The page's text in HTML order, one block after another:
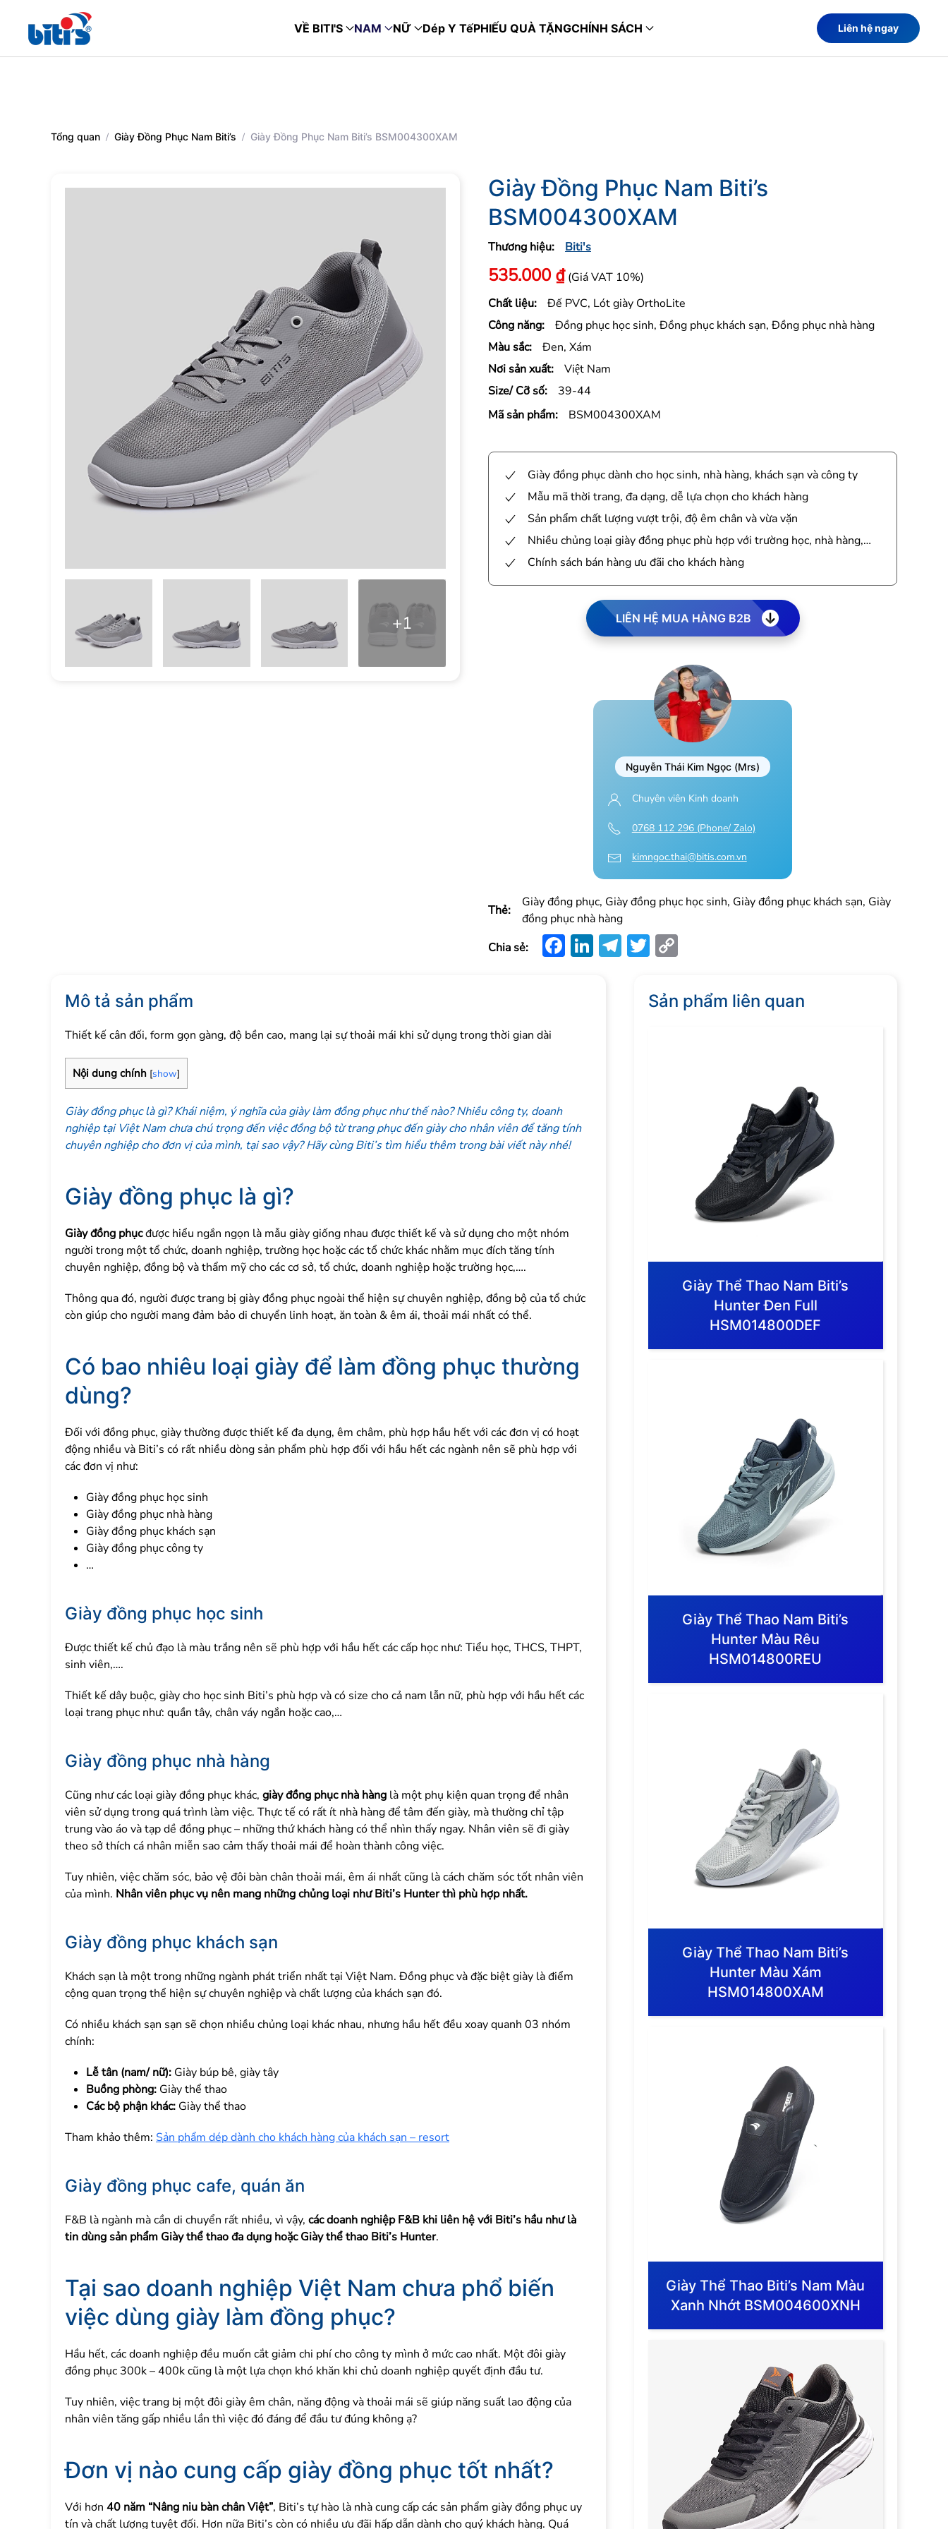
Skip
to
VỀ BITI'S NAM NỮ Dép Y TếPHIẾU QUÀ TẶNGCHÍNH SÁCH Liên hệ ngay
Tổng quan Giày Đồng Phục Nam Biti’s Giày Đồng Phục Nam Biti’s BSM004300XAM
+1
Giày Đồng Phục Nam Biti’s
BSM004300XAM
Thương hiệu: Biti's
535.000 ₫ (Giá VAT 10%)
Chất liệu:
Đế PVC, Lót giày OrthoLite
Công năng:
Đồng phục học sinh, Đồng phục khách sạn, Đồng phục nhà hàng
Màu sắc:
Đen, Xám
Nơi sản xuất:
Việt Nam
Size/ Cỡ số:
39-44
Mã sản phẩm:
BSM004300XAM
Giày đồng phục dành cho học sinh, nhà hàng, khách sạn và công ty
Mẫu mã thời trang, đa dạng, dễ lựa chọn cho khách hàng
Sản phẩm chất lượng vượt trội, độ êm chân và vừa vặn
Nhiều chủng loại giày đồng phục phù hợp với trường học, nhà hàng,…
Chính sách bán hàng ưu đãi cho khách hàng
LIÊN HỆ MUA HÀNG B2B
Nguyễn Thái Kim Ngọc (Mrs)
Chuyên viên Kinh doanh
0768 112 296 (Phone/ Zalo)
kimngoc.thai@bitis.com.vn
Thẻ:
Giày đồng phục, Giày đồng phục học sinh, Giày đồng phục khách sạn, Giày
đồng phục nhà hàng
Chia sẻ:
Facebook
LinkedIn
Telegram
Twitter
Copy
Mô tả sản phẩm
Thiết kế cân đối, form gọn gàng, độ bền cao, mang lại sự thoải mái khi sử dụng trong thời gian dài
Nội dung chính [show]
Giày đồng phục là gì? Khái niệm, ý nghĩa của giày làm đồng phục như thế nào? Nhiều công ty, doanh
nghiệp tại Việt Nam chưa chú trọng đến việc đồng bộ từ trang phục đến giày cho nhân viên để tăng tính
chuyên nghiệp cho đơn vị của mình, tại sao vậy? Hãy cùng Biti’s tìm hiểu thêm trong bài viết này nhé!
Giày đồng phục là gì?
Giày đồng phụcđược hiểu ngắn ngọn là mẫu giày giống nhau được thiết kế và sử dụng cho một nhóm
người trong một tổ chức, doanh nghiệp, trường học hoặc các tổ chức khác nhằm mục đích tăng tính
chuyên nghiệp, đồng bộ và thẩm mỹ cho các cơ sở, tổ chức, doanh nghiệp hoặc trường học,….
Thông qua đó, người được trang bị giày đồng phục ngoài thể hiện sự chuyên nghiệp, đồng bộ của tổ chức
còn giúp cho người mang đảm bảo di chuyển linh hoạt, ăn toàn & êm ái, thoải mái nhất có thể.
Có bao nhiêu loại giày để làm đồng phục thường
dùng?
Đối với đồng phục, giày thường được thiết kế đa dụng, êm châm, phù hợp hầu hết với các đơn vị có hoạt
động nhiều và Biti’s có rất nhiều dòng sản phẩm phù hợp đối với hầu hết các ngành nên sẽ phù hợp với
các đơn vị như:
Giày đồng phục học sinh
Giày đồng phục nhà hàng
Giày đồng phục khách sạn
Giày đồng phục công ty
…
Giày đồng phục học sinh
Được thiết kế chủ đạo là màu trắng nên sẽ phù hợp với hầu hết các cấp học như: Tiểu học, THCS, THPT,
sinh viên,….
Thiết kế dây buộc, giày cho học sinh Biti’s phù hợp và có size cho cả nam lẫn nữ, phù hợp với hầu hết các
loại trang phục như: quần tây, chân váy ngắn hoặc cao,…
Giày đồng phục nhà hàng
Cũng như các loại giày đồng phục khác, giày đồng phục nhà hàng là một phụ kiện quan trọng để nhân
viên sử dụng trong quá trình làm việc. Thực tế có rất ít nhà hàng để tâm đến giày, mà thường chỉ tập
trung vào áo và tạp dề đồng phục – những thứ khách hàng có thể nhìn thấy ngay. Nhân viên sẽ đi giày
theo sở thích cá nhân miễn sao cảm thấy thoải mái để hoàn thành công việc.
Tuy nhiên, việc chăm sóc, bảo vệ đôi bàn chân thoải mái, êm ái nhất cũng là cách chăm sóc tốt nhân viên
của mình. Nhân viên phục vụ nên mang những chủng loại như Biti’s Hunter thì phù hợp nhất.
Giày đồng phục khách sạn
Khách sạn là một trong những ngành phát triển nhất tại Việt Nam. Đồng phục và đặc biệt giày là điểm
cộng quan trọng thể hiện sự chuyên nghiệp và chất lượng của khách sạn đó.
Có nhiều khách sạn sạn sẽ chọn nhiều chủng loại khác nhau, nhưng hầu hết đều xoay quanh 03 nhóm
chính:
Lễ tân (nam/ nữ): Giày búp bê, giày tây
Buồng phòng: Giày thể thao
Các bộ phận khác: Giày thể thao
Tham khảo thêm: Sản phẩm dép dành cho khách hàng của khách sạn – resort
Giày đồng phục cafe, quán ăn
F&B là ngành mà cần di chuyển rất nhiều, vì vậy, các doanh nghiệp F&B khi liên hệ với Biti’s hầu như là
tin dùng sản phẩm Giày thể thao đa dụng hoặc Giày thể thao Biti’s Hunter.
Tại sao doanh nghiệp Việt Nam chưa phổ biến
việc dùng giày làm đồng phục?
Hầu hết, các doanh nghiệp đều muốn cắt giảm chi phí cho công ty mình ở mức cao nhất. Một đôi giày
đồng phục 300k – 400k cũng là một lựa chọn khó khăn khi chủ doanh nghiệp quyết định đầu tư.
Tuy nhiên, việc trang bị một đôi giày êm chân, năng động và thoải mái sẽ giúp năng suất lao động của
nhân viên tăng gấp nhiều lần thì việc đó đáng để đầu tư đúng không ạ?
Đơn vị nào cung cấp giày đồng phục tốt nhất?
Với hơn 40 năm “Nâng niu bàn chân Việt”, Biti’s tự hào là nhà cung cấp các sản phẩm giày đồng phục uy
tín và chất lượng tuyệt đối. Hơn nữa Biti’s còn có nhiều ưu đãi hấp dẫn dành cho quý khách hàng. Quá
Sản phẩm liên quan
Giày Thể Thao Nam Biti’s
Hunter Đen Full
HSM014800DEF
Giày Thể Thao Nam Biti’s
Hunter Màu Rêu
HSM014800REU
Giày Thể Thao Nam Biti’s
Hunter Màu Xám
HSM014800XAM
Giày Thể Thao Biti’s Nam Màu
Xanh Nhớt BSM004600XNH